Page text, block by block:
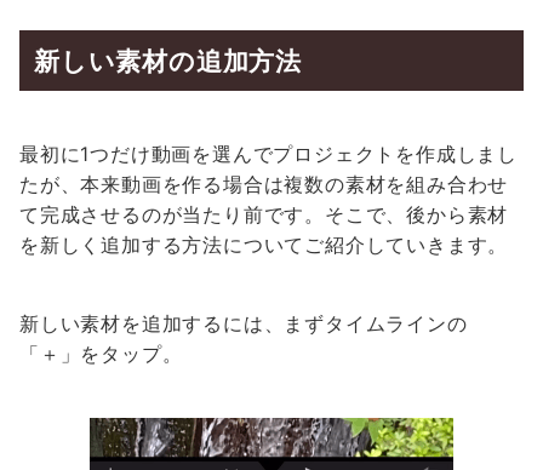
新しい素材の追加方法
最初に1つだけ動画を選んでプロジェクトを作成しまし
たが、本来動画を作る場合は複数の素材を組み合わせ
て完成させるのが当たり前です。そこで、後から素材
を新しく追加する方法についてご紹介していきます。
新しい素材を追加するには、まずタイムラインの
「＋」をタップ。